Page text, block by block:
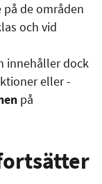
de områden
och vid
innehåller dock
eller -
på